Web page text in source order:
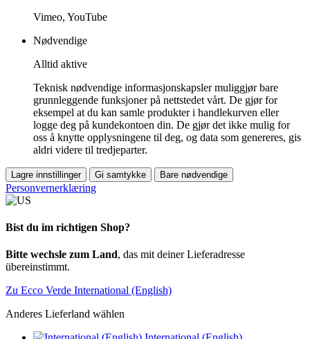
Vimeo, YouTube
Nødvendige
Alltid aktive
Teknisk nødvendige informasjonskapsler muliggjør bare
grunnleggende funksjoner på nettstedet vårt. De gjør for
eksempel at du kan samle produkter i handlekurven eller
logge deg på kundekontoen din. De gjør det ikke mulig for
oss å knytte opplysningene til deg, og data som genereres, gis
aldri videre til tredjeparter.
Lagre innstillinger Gi samtykke Bare nødvendige
Personvernerklæring
Bist du im richtigen Shop?
Bitte wechsle zum Land, das mit deiner Lieferadresse
übereinstimmt.
Zu Ecco Verde International (English)
Anderes Lieferland wählen